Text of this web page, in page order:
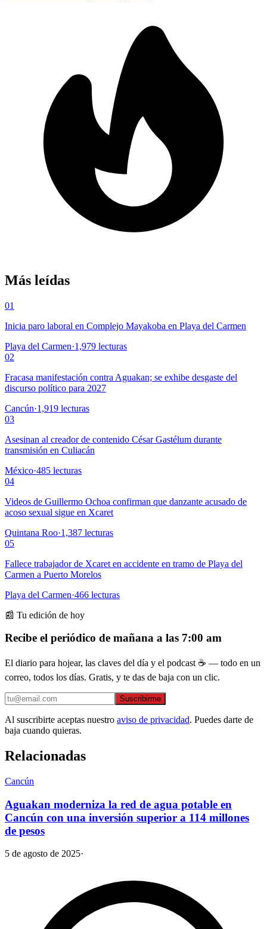
Más leídas
01
Inicia paro laboral en Complejo Mayakoba en Playa del Carmen
Playa del Carmen·1,979 lecturas
02
Fracasa manifestación contra Aguakan; se exhibe desgaste del
discurso político para 2027
Cancún·1,919 lecturas
03
Asesinan al creador de contenido César Gastélum durante
transmisión en Culiacán
México·485 lecturas
04
Videos de Guillermo Ochoa confirman que danzante acusado de
acoso sexual sigue en Xcaret
Quintana Roo·1,387 lecturas
05
Fallece trabajador de Xcaret en accidente en tramo de Playa del
Carmen a Puerto Morelos
Playa del Carmen·466 lecturas
📰 Tu edición de hoy
Recibe el periódico de mañana a las 7:00 am
El diario para hojear, las claves del día y el podcast ☕ — todo en un
correo, todos los días. Gratis, y te das de baja con un clic.
Suscribirme
Al suscribirte aceptas nuestro aviso de privacidad. Puedes darte de
baja cuando quieras.
Relacionadas
Cancún
Aguakan moderniza la red de agua potable en
Cancún con una inversión superior a 114 millones
de pesos
5 de agosto de 2025·